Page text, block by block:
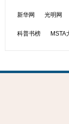
新华网 光明网
科普书榜 MSTA